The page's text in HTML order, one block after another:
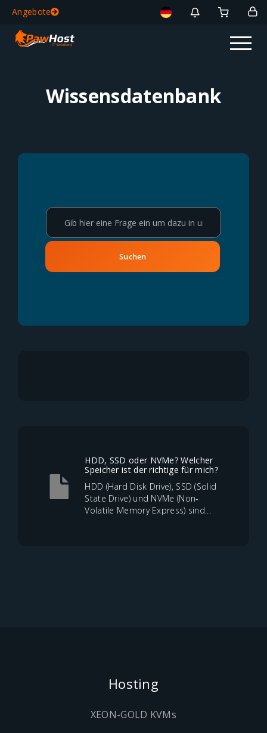
Angebote
Wissensdatenbank
HDD, SSD oder NVMe? Welcher
Speicher ist der richtige für mich?
HDD (Hard Disk Drive), SSD (Solid
State Drive) und NVMe (Non-
Volatile Memory Express) sind...
Hosting
XEON-GOLD KVMs